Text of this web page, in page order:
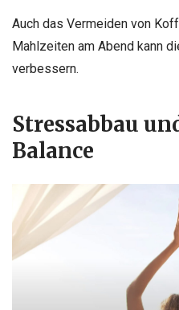
Auch das Vermeiden von
Mahlzeiten am Abend kann
verbessern.
Stressabbau
Balance